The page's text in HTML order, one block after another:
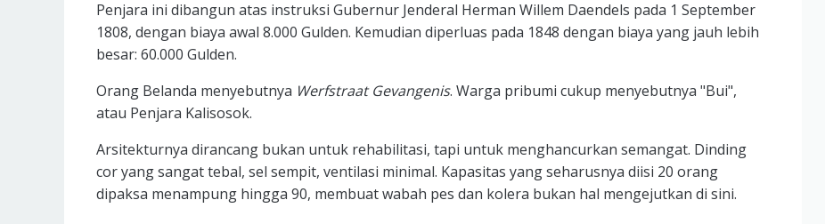
Penjara ini dibangun atas instruksi Gubernur Jenderal Herman Willem Daendels pada 1 September
1808, dengan biaya awal 8.000 Gulden. Kemudian diperluas pada 1848 dengan biaya yang jauh lebih
besar: 60.000 Gulden.
Orang Belanda menyebutnya Werfstraat Gevangenis. Warga pribumi cukup menyebutnya "Bui",
atau Penjara Kalisosok.
Arsitekturnya dirancang bukan untuk rehabilitasi, tapi untuk menghancurkan semangat. Dinding
cor yang sangat tebal, sel sempit, ventilasi minimal. Kapasitas yang seharusnya diisi 20 orang
dipaksa menampung hingga 90, membuat wabah pes dan kolera bukan hal mengejutkan di sini.